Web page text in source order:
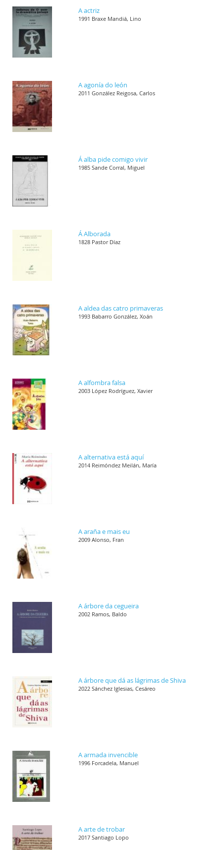
A actriz
1991 Braxe Mandiá, Lino
A agonía do león
2011 González Reigosa, Carlos
Á alba pide comigo vivir
1985 Sande Corral, Miguel
Á Alborada
1828 Pastor Díaz
A aldea das catro primaveras
1993 Babarro González, Xoán
A alfombra falsa
2003 López Rodríguez, Xavier
A alternativa está aquí
2014 Reimóndez Meilán, María
A araña e mais eu
2009 Alonso, Fran
A árbore da cegueira
2002 Ramos, Baldo
A árbore que dá as lágrimas de Shiva
2022 Sánchez Iglesias, Cesáreo
A armada invencible
1996 Forcadela, Manuel
A arte de trobar
2017 Santiago Lopo